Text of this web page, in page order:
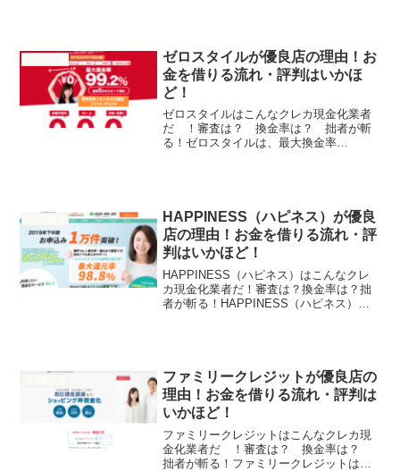
ゼロスタイルが優良店の理由！お
金を借りる流れ・評判はいかほ
ど！
ゼロスタイルはこんなクレカ現金化業者
だ ！審査は？ 換金率は？ 拙者が斬
る！ゼロスタイルは、最大換金率
HAPPINESS（ハピネス）が優良
店の理由！お金を借りる流れ・評
判はいかほど！
HAPPINESS（ハピネス）はこんなクレ
カ現金化業者だ！審査は？換金率は？拙
者が斬る！HAPPINESS（ハピネス）
ファミリークレジットが優良店の
理由！お金を借りる流れ・評判は
いかほど！
ファミリークレジットはこんなクレカ現
金化業者だ ！審査は？ 換金率は？
拙者が斬る！ファミリークレジットは、